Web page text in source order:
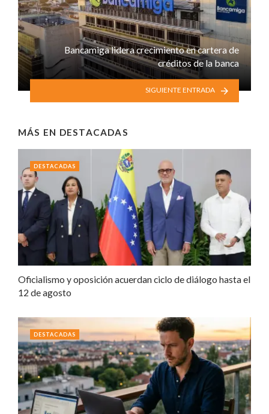
Bancamiga lidera crecimiento en cartera de
créditos de la banca
SIGUIENTE ENTRADA
MÁS EN DESTACADAS
Oficialismo y oposición acuerdan ciclo de diálogo hasta el
12 de agosto
DESTACADAS
DESTACADAS